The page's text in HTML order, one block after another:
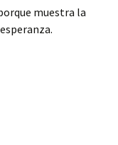
muestra la